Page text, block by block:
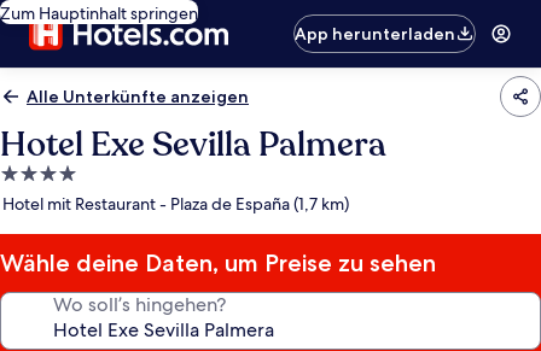
Zum Hauptinhalt springen
App herunterladen
Alle Unterkünfte anzeigen
Hotel Exe Sevilla Palmera
4.0-
Sterne-
Hotel mit Restaurant - Plaza de España (1,7 km)
Wähle deine Daten, um Preise zu sehen
Wo soll’s hingehen?